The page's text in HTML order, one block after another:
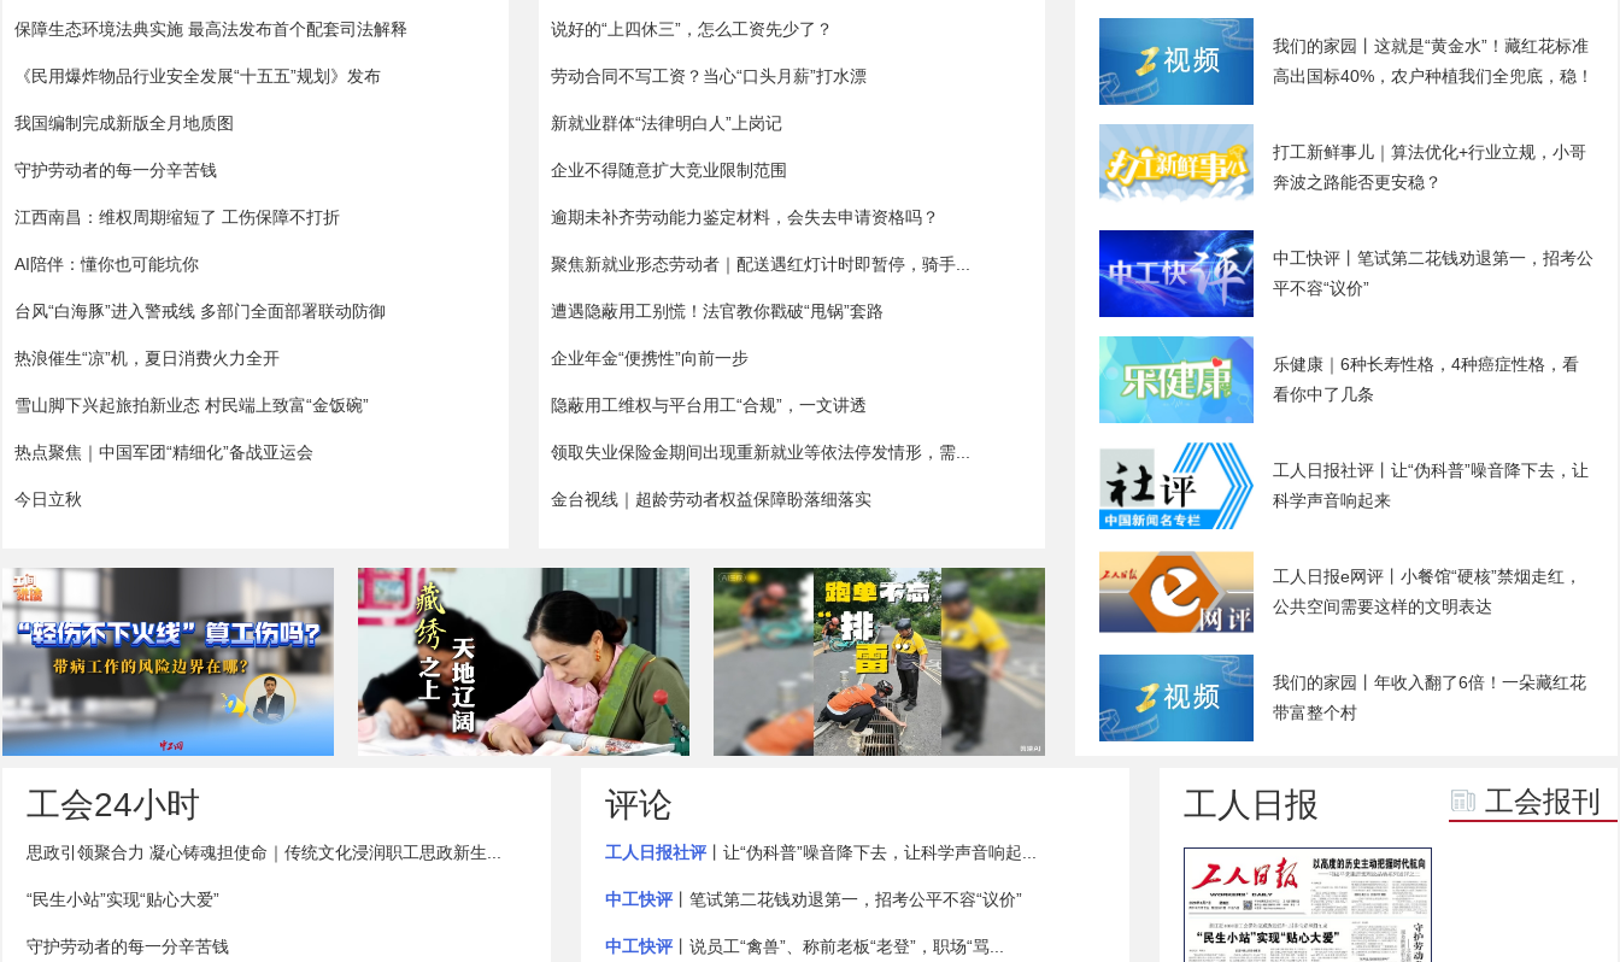
保障生态环境法典实施 最高法发布首个配套司法解释
《民用爆炸物品行业安全发展“十五五”规划》发布
我国编制完成新版全月地质图
守护劳动者的每一分辛苦钱
江西南昌：维权周期缩短了 工伤保障不打折
AI陪伴：懂你也可能坑你
台风“白海豚”进入警戒线 多部门全面部署联动防御
热浪催生“凉”机，夏日消费火力全开
雪山脚下兴起旅拍新业态 村民端上致富“金饭碗”
热点聚焦｜中国军团“精细化”备战亚运会
今日立秋
说好的“上四休三”，怎么工资先少了？
劳动合同不写工资？当心“口头月薪”打水漂
新就业群体“法律明白人”上岗记
企业不得随意扩大竞业限制范围
逾期未补齐劳动能力鉴定材料，会失去申请资格吗？
聚焦新就业形态劳动者｜配送遇红灯计时即暂停，骑手...
遭遇隐蔽用工别慌！法官教你戳破“甩锅”套路
企业年金“便携性”向前一步
隐蔽用工维权与平台用工“合规”，一文讲透
领取失业保险金期间出现重新就业等依法停发情形，需...
金台视线｜超龄劳动者权益保障盼落细落实
病工作的风险边界在哪？
拉毛叶忠：藏绣之上，天地辽阔
我们的家园丨这就是“黄金水”！藏红花标准
高出国标40%，农户种植我们全兜底，稳！
打工新鲜事儿｜算法优化+行业立规，小哥
奔波之路能否更安稳？
中工快评丨笔试第二花钱劝退第一，招考公
平不容“议价”
乐健康｜6种长寿性格，4种癌症性格，看
看你中了几条
工人日报社评丨让“伪科普”噪音降下去，让
科学声音响起来
工人日报e网评丨小餐馆“硬核”禁烟走红，
公共空间需要这样的文明表达
我们的家园丨年收入翻了6倍！一朵藏红花
带富整个村
现场·我在我思丨在可可西里读懂坚守与承
诺的力量
工会24小时
思政引领聚合力 凝心铸魂担使命｜传统文化浸润职工思政新生...
“民生小站”实现“贴心大爱”
守护劳动者的每一分辛苦钱
评论
工人日报社评丨让“伪科普”噪音降下去，让科学声音响起...
中工快评丨笔试第二花钱劝退第一，招考公平不容“议价”
中工快评丨说员工“禽兽”、称前老板“老登”，职场“骂...
工人日报 工会报刊